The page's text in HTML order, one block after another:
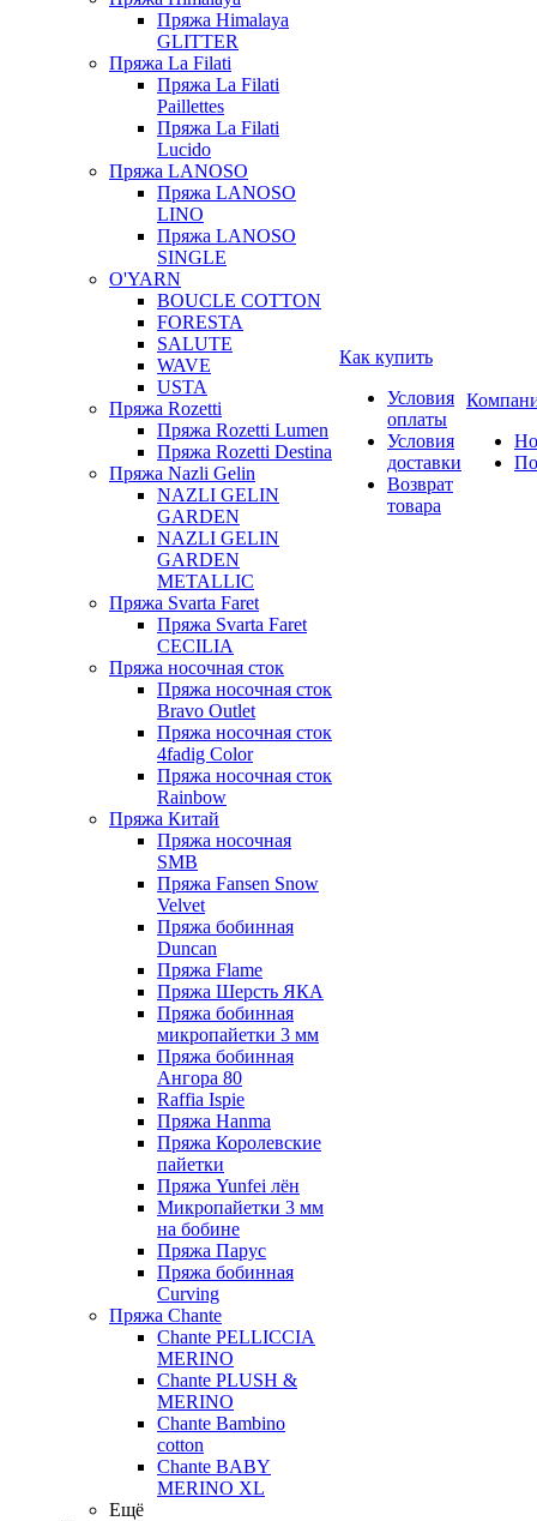
Пряжа Himalaya
GLITTER
Пряжа La Filati
Пряжа La Filati
Paillettes
Пряжа La Filati
Lucido
Пряжа LANOSO
Пряжа LANOSO
LINO
Пряжа LANOSO
SINGLE
O'YARN
BOUCLE COTTON
FORESTA
SALUTE
WAVE
USTA
Пряжа Rozetti
Пряжа Rozetti Lumen
Пряжа Rozetti Destina
Пряжа Nazli Gelin
NAZLI GELIN
GARDEN
NAZLI GELIN
GARDEN
METALLIC
Пряжа Svarta Faret
Пряжа Svarta Faret
CECILIA
Пряжа носочная сток
Пряжа носочная сток
Bravo Outlet
Пряжа носочная сток
4fadig Color
Пряжа носочная сток
Rainbow
Пряжа Китай
Пряжа носочная
SMB
Пряжа Fansen Snow
Velvet
Пряжа бобинная
Duncan
Пряжа Flame
Пряжа Шерсть ЯКА
Пряжа бобинная
микропайетки 3 мм
Пряжа бобинная
Ангора 80
Raffia Ispie
Пряжа Hanma
Пряжа Королевские
пайетки
Пряжа Yunfei лён
Микропайетки 3 мм
на бобине
Пряжа Парус
Пряжа бобинная
Curving
Пряжа Chante
Chante PELLICCIA
MERINO
Chante PLUSH &
MERINO
Chante Bambino
cotton
Chante BABY
MERINO XL
Ещё
Как купить
Условия
оплаты
Условия
доставки
Возврат
товара